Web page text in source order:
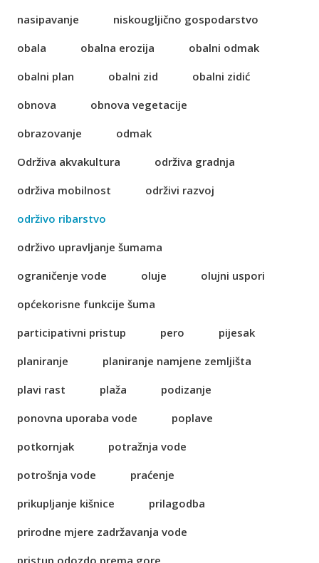
nasipavanje
niskougljično gospodarstvo
obala
obalna erozija
obalni odmak
obalni plan
obalni zid
obalni zidić
obnova
obnova vegetacije
obrazovanje
odmak
Održiva akvakultura
održiva gradnja
održiva mobilnost
održivi razvoj
održivo ribarstvo
održivo upravljanje šumama
ograničenje vode
oluje
olujni uspori
općekorisne funkcije šuma
participativni pristup
pero
pijesak
planiranje
planiranje namjene zemljišta
plavi rast
plaža
podizanje
ponovna uporaba vode
poplave
potkornjak
potražnja vode
potrošnja vode
praćenje
prikupljanje kišnice
prilagodba
prirodne mjere zadržavanja vode
pristup odozdo prema gore